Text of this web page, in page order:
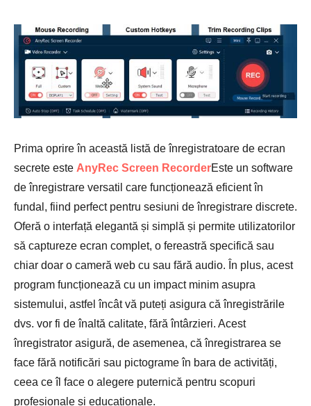
Prima oprire în această listă de înregistratoare de ecran
secrete este AnyRec Screen RecorderEste un software
de înregistrare versatil care funcționează eficient în
fundal, fiind perfect pentru sesiuni de înregistrare discrete.
Oferă o interfață elegantă și simplă și permite utilizatorilor
să captureze ecran complet, o fereastră specifică sau
chiar doar o cameră web cu sau fără audio. În plus, acest
program funcționează cu un impact minim asupra
sistemului, astfel încât vă puteți asigura că înregistrările
dvs. vor fi de înaltă calitate, fără întârzieri. Acest
înregistrator asigură, de asemenea, că înregistrarea se
face fără notificări sau pictograme în bara de activități,
ceea ce îl face o alegere puternică pentru scopuri
profesionale și educaționale.